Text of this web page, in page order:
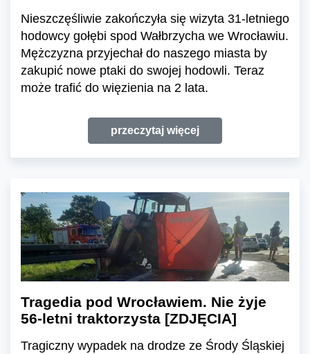
Nieszczęśliwie zakończyła się wizyta 31-letniego
hodowcy gołębi spod Wałbrzycha we Wrocławiu.
Mężczyzna przyjechał do naszego miasta by
zakupić nowe ptaki do swojej hodowli. Teraz
może trafić do więzienia na 2 lata.
przeczytaj więcej
Tragedia pod Wrocławiem. Nie żyje
56-letni traktorzysta [ZDJĘCIA]
Tragiczny wypadek na drodze ze Środy Śląskiej